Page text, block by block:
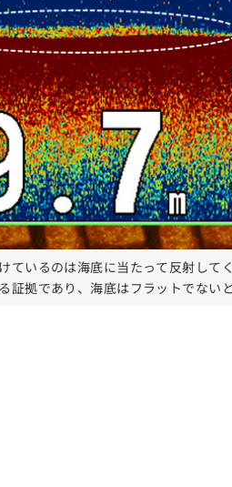
ているのは海底に当たって反射して
証拠であり、海底はフラットでない